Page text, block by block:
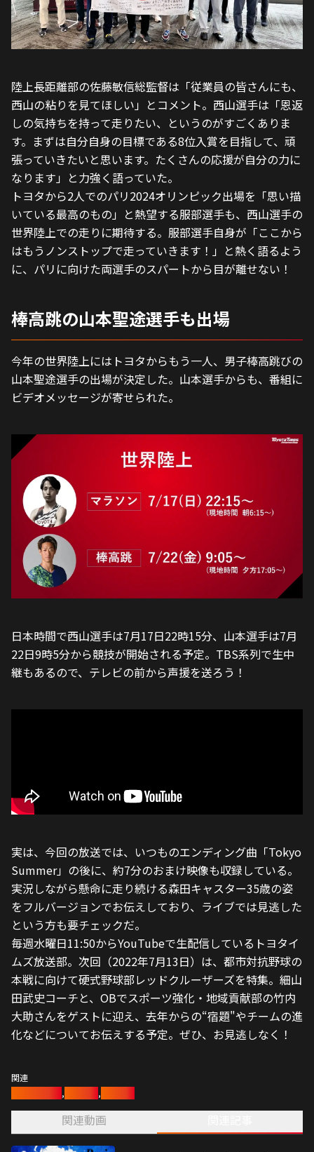
陸上長距離部の佐藤敏信総監督は「従業員の皆さんにも、
西山の粘りを見てほしい」とコメント。西山選手は「恩返
しの気持ちを持って走りたい、というのがすごくありま
す。まずは自分自身の目標である8位入賞を目指して、頑
張っていきたいと思います。たくさんの応援が自分の力に
なります」と力強く語っていた。
トヨタから2人でのパリ2024オリンピック出場を「思い描
いている最高のもの」と熱望する服部選手も、西山選手の
世界陸上での走りに期待する。服部選手自身が「ここから
はもうノンストップで走っていきます！」と熱く語るよう
に、パリに向けた両選手のスパートから目が離せない！
棒高跳の山本聖途選手も出場
今年の世界陸上にはトヨタからもう一人、男子棒高跳びの
山本聖途選手の出場が決定した。山本選手からも、番組に
ビデオメッセージが寄せられた。
日本時間で西山選手は7月17日22時15分、山本選手は7月
22日9時5分から競技が開始される予定。TBS系列で生中
継もあるので、テレビの前から声援を送ろう！
実は、今回の放送では、いつものエンディング曲「Tokyo
Summer」の後に、約7分のおまけ映像も収録している。
実況しながら懸命に走り続ける森田キャスター35歳の姿
をフルバージョンでお伝えしており、ライブでは見逃した
という方も要チェックだ。
毎週水曜日11:50からYouTubeで生配信しているトヨタイ
ムズ放送部。次回（2022年7月13日）は、都市対抗野球の
本戦に向けて硬式野球部レッドクルーザーズを特集。細山
田武史コーチと、OBでスポーツ強化・地域貢献部の竹内
大助さんをゲストに迎え、去年からの“宿題"やチームの進
化などについてお伝えする予定。ぜひ、お見逃しなく！
関連
, ,
関連動画